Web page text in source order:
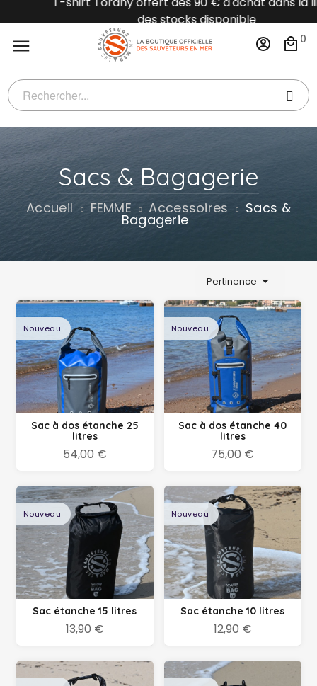
des stocks disponible
 0
Sacs & Bagagerie
Accueil FEMME Accessoires Sacs &
Bagagerie
Pertinence 
Nouveau
Sac à dos étanche 25
litres
54,00 €
Nouveau
Sac à dos étanche 40
litres
75,00 €
Nouveau
Sac étanche 15 litres
13,90 €
Nouveau
Sac étanche 10 litres
12,90 €